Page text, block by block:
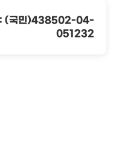
: (국민)438502-04-
051232